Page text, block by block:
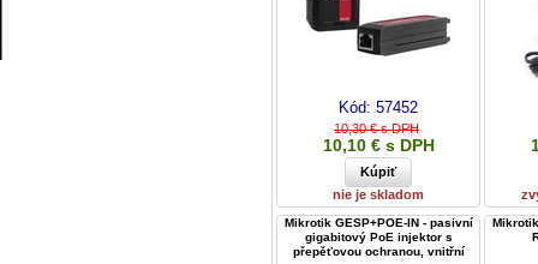
Kód: 57452
10,30 € s DPH
10,10 € s DPH
nie je skladom
Mikrotik GESP+POE-IN - pasivní
gigabitový PoE injektor s
přepěťovou ochranou, vnitřní